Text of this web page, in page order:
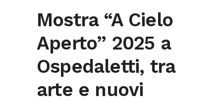
Mostra “A Cielo
Aperto” 2025 a
Ospedaletti, tra
arte e nuovi